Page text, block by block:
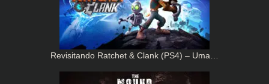
Revisitando Ratchet & Clank (PS4) – Uma…